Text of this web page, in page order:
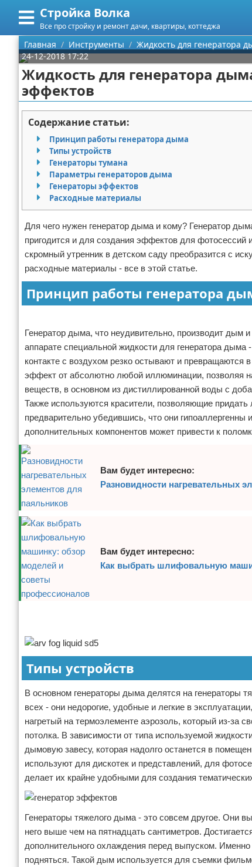
Стройка Волка
Все про стройку и ремонт дачи, квартиры, коттеджа
Меню
Главная
Категории
Строительство
Мебель
Интерьер и дизайн
Дизайн дачи
Дизайн квартиры
Кухня
Посуда
Ремонт
Ремонт дачи
Ремонт квартиры
Инструменты
Ванная
Домашний быт
Коммунальные услуги
Сантехника
Безопасность
Стройматериалы
Поиск
О проекте
Контакты
Сотрудничество
Размещение рекламы
Для правообладателей
Условия предоставления информации
Отказ от ответственности
Главная Инструменты
Жидкость для генератора
24-12-2018 17:22
Жидкость для генератора
эффектов
Содержание статьи:
Принцип работы генератора дыма
Типы устройств
Генераторы тумана
Параметры генераторов дыма
Генераторы эффектов
Расходные материалы
Для чего нужен генератор дыма и кому? Генератор
пригодится и для создания эффектов для
скромный утренник в детском саду преобразится с
расходные материалы - все в этой статье.
Принцип работы генератора
Генератор дыма, что неудивительно, производит дым
аппарате специальной жидкости для генератора
контакте с воздухом резко остывают и превращаются
эффект от абсолютно любой иллюминации, позволяя
веществ, в основном из дистиллированной воды с
Также используются красители, позволяющие
предварительно убедившись, что они
дополнительных компонентов может привести к
Вам будет интересно:
Разновидности нагревательных
Вам будет интересно:
Как выбрать шлифовальную
Типы устройств
В основном генераторы дыма делятся на генераторы
всех - они недорогие, удобные и легкие в
нагретый на термоэлементе аэрозоль, который из-за
потолка. В зависимости от типа используемой
дымовую завесу, которая надолго останется в
используют для дискотек и представлений, для
делает их крайне удобными для создания
Генераторы тяжелого дыма - это совсем другое. Они
него выше чем на пятнадцать сантиметров.
дополнительного охлаждения перед выпуском.
подняться. Такой дым используется для съемки